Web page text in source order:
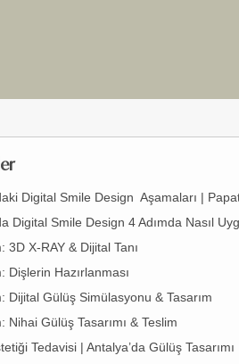
Digital Smile Design Aşamaları |
Digital Smile Design 4 Adımda Nasıl
3D X-RAY & Dijital Tanı
Dişlerin Hazırlanması
Dijital Gülüş Simülasyonu & Tasarım
Nihai Gülüş Tasarımı & Teslim
Tedavisi | Antalya’da Gülüş Tasarımı